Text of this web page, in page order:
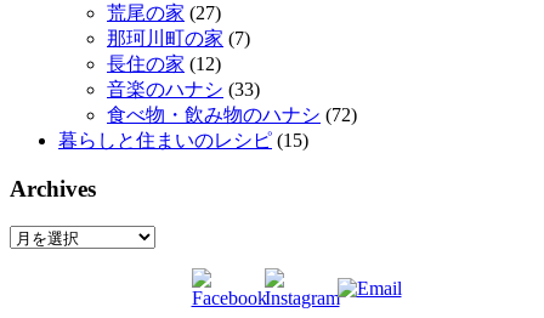
荒尾の家 (27)
那珂川町の家 (7)
長住の家 (12)
音楽のハナシ (33)
食べ物・飲み物のハナシ (72)
暮らしと住まいのレシピ (15)
Archives
Archives